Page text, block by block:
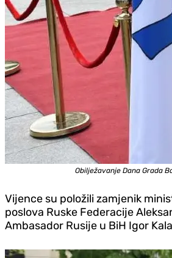
Obilježavanje Dana Grada
Vijence su položili zamjenik
poslova Ruske Federacije
Ambasador Rusije u BiH Igor